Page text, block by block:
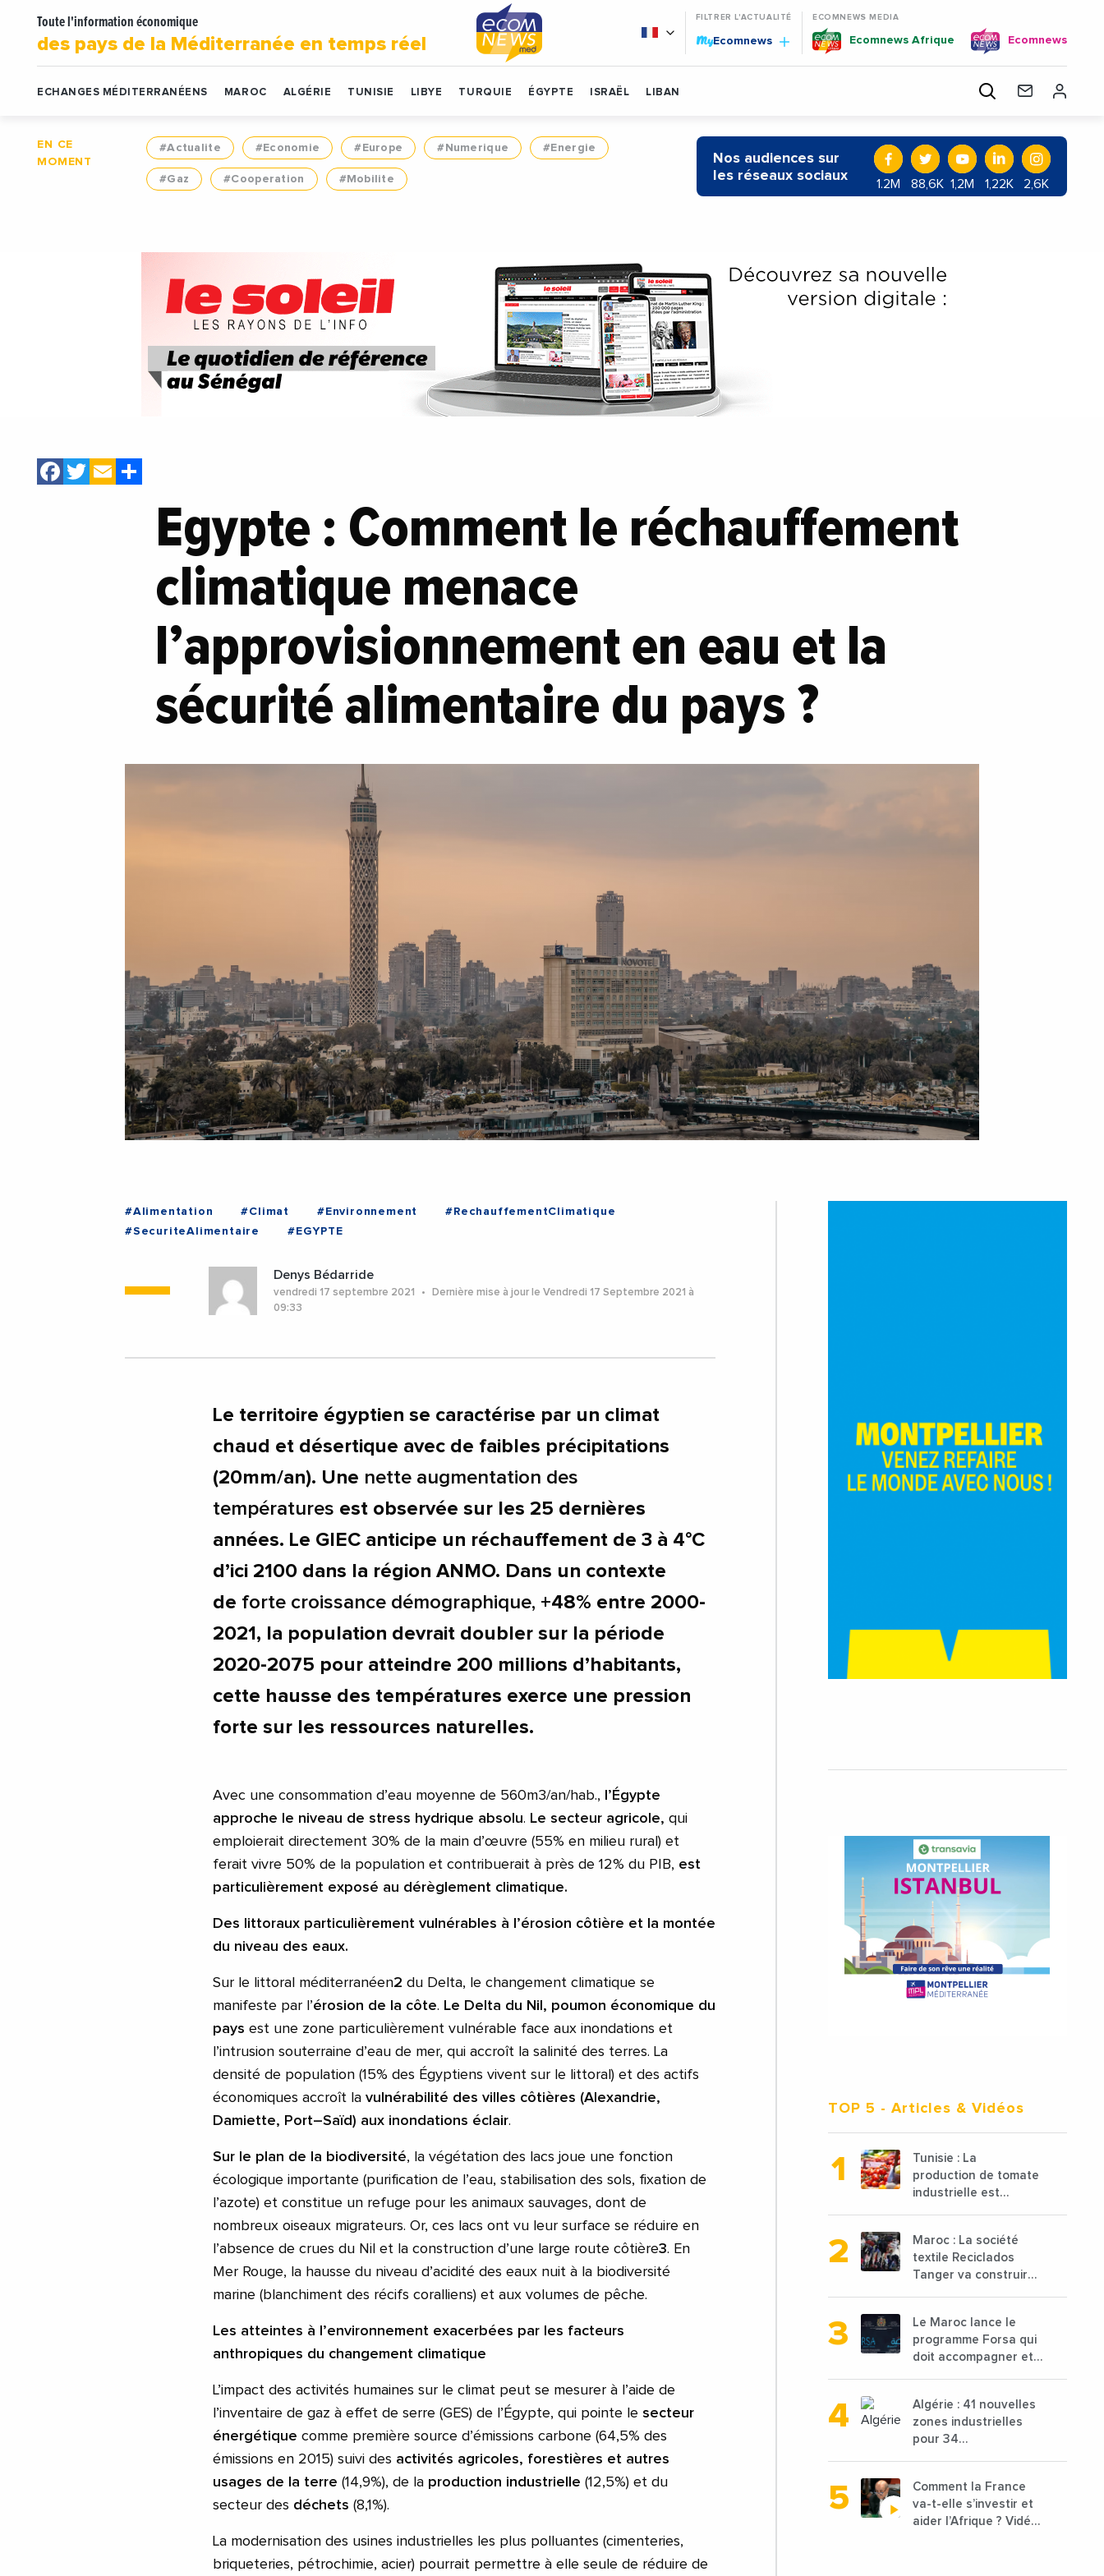
Toute l'information économique
des pays de la Méditerranée en temps réel
FILTRER L'ACTUALITÉ
MyEcomnews
ECOMNEWS MEDIA
Ecomnews Afrique Ecomnews
ECHANGES MÉDITERRANÉENS MAROC ALGÉRIE TUNISIE LIBYE TURQUIE ÉGYPTE ISRAËL LIBAN
EN CE
MOMENT
#Actualite #Economie #Europe #Numerique #Energie
#Gaz #Cooperation #Mobilite
Nos audiences sur
les réseaux sociaux
1.2M 88,6K 1,2M 1,22K 2,6K
Facebook
Twitter
Email
Egypte : Comment le réchauffement
climatique menace
l’approvisionnement en eau et la
sécurité alimentaire du pays ?
#Alimentation #Climat #Environnement
#RechauffementClimatique
#SecuriteAlimentaire
#EGYPTE
Denys Bédarride
vendredi 17 septembre 2021
Dernière mise à jour le Vendredi 17 Septembre 2021 à
09:33
Le territoire égyptien se caractérise par un climat
chaud et désertique avec de faibles précipitations
(20mm/an). Une nette augmentation des
températures est observée sur les 25 dernières
années. Le GIEC anticipe un réchauffement de 3 à 4°C
d’ici 2100 dans la région ANMO. Dans un contexte
de forte croissance démographique, +48% entre 2000-
2021, la population devrait doubler sur la période
2020-2075 pour atteindre 200 millions d’habitants,
cette hausse des températures exerce une pression
forte sur les ressources naturelles.
Avec une consommation d’eau moyenne de 560m3/an/hab., ’ Égypte
approche le niveau de stress hydrique absolu. Le secteur agricole, qui
emploierait directement 30% de la main d’œuvre (55% en milieu rural) et
ferait vivre 50% de la population et contribuerait à près de 12% du PIB, est
particulièrement exposé au dérèglement climatique.
Des littoraux particulièrement vulnérables à l’érosion côtière et la montée
du niveau des eaux.
Sur le littoral méditerranéen2 du Delta, le changement climatique se
manifeste par l’érosion de la côte. Le Delta du Nil, poumon économique du
pays est une zone particulièrement vulnérable face aux inondations et
l’intrusion souterraine d’eau de mer, qui accroît la salinité des terres. La
densité de population (15% des Égyptiens vivent sur le littoral) et des actifs
économiques accroît la vulnérabilité des villes côtières (Alexandrie,
Damiette, Port–Saïd) aux inondations éclair.
Sur le plan de la biodiversité, la végétation des lacs joue une fonction
écologique importante (purification de l’eau, stabilisation des sols, fixation de
l’azote) et constitue un refuge pour les animaux sauvages, dont de
nombreux oiseaux migrateurs. Or, ces lacs ont vu leur surface se réduire en
l’absence de crues du Nil et la construction d’une large route côtière3. En
Mer Rouge, la hausse du niveau d’acidité des eaux nuit à la biodiversité
marine (blanchiment des récifs coralliens) et aux volumes de pêche.
Les atteintes à l’environnement exacerbées par les facteurs
anthropiques du changement climatique
L’impact des activités humaines sur le climat peut se mesurer à l’aide de
l’inventaire de gaz à effet de serre (GES) de l’Égypte, qui pointe le secteur
énergétique comme première source d’émissions carbone (64,5% des
émissions en 2015) suivi des activités agricoles, forestières et autres
usages de la terre (14,9%), de la production industrielle (12,5%) et du
secteur des déchets (8,1%).
La modernisation des usines industrielles les plus polluantes (cimenteries,
briqueteries, pétrochimie, acier) pourrait permettre à elle seule de réduire de
TOP 5 - Articles & Vidéos
Tunisie : La
production de tomate
industrielle est
baisse de 15%
Maroc : La société
textile Reciclados
Tanger va construire
traiter les déchets
textiles
Le Maroc lance le
programme Forsa qui
doit accompagner et
avec une enveloppe
de 1,25 milliard de
dirhams
Algérie : 41 nouvelles
zones industrielles
pour 34
Comment la France
va-t-elle s’investir et
aider l’Afrique ? Vidéo